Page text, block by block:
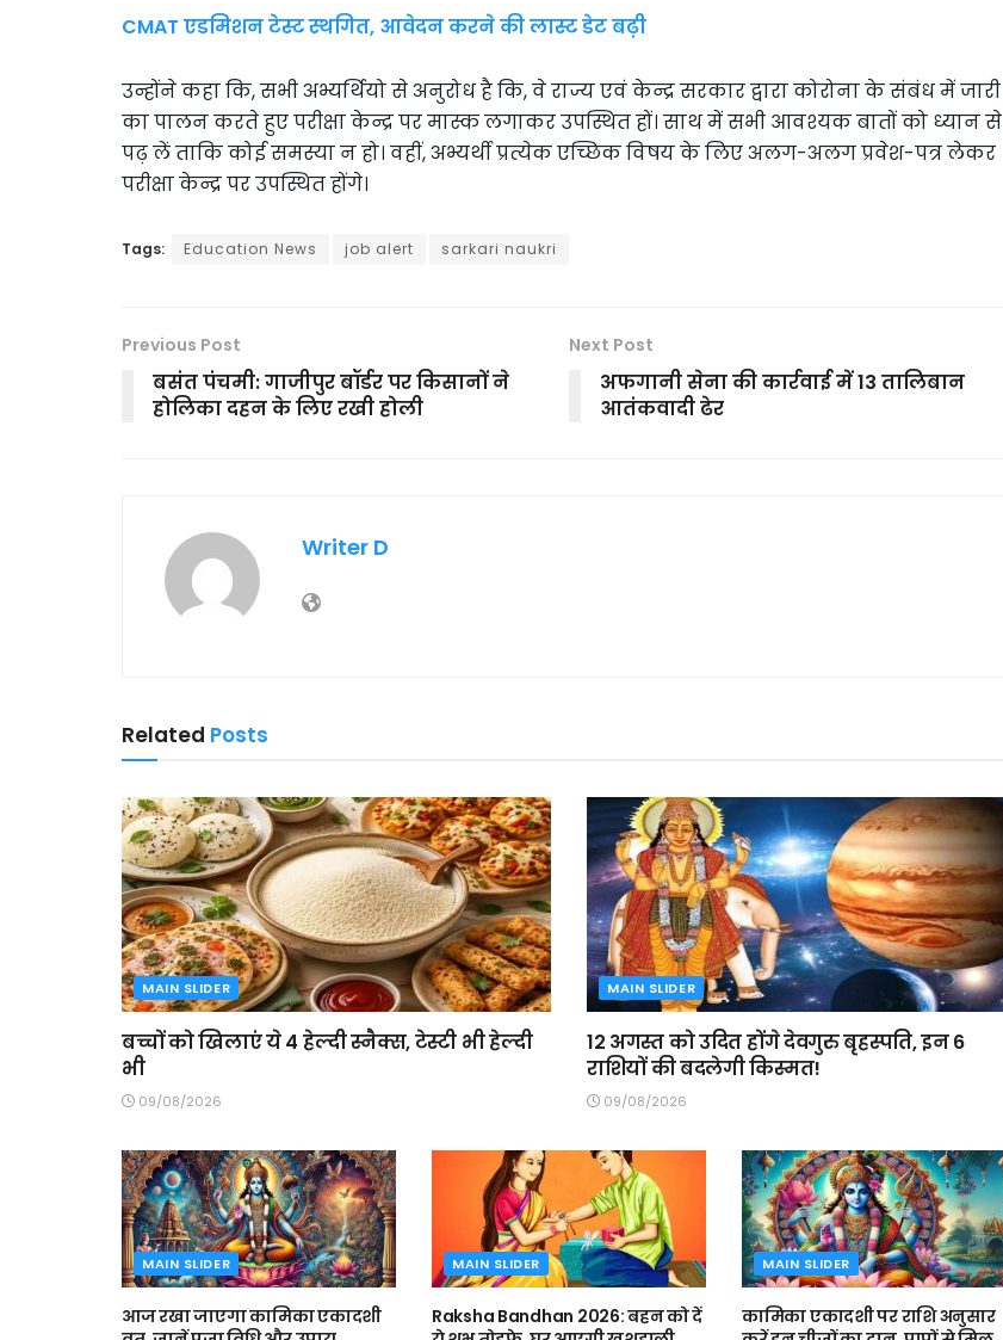
CMAT एडमिशन टेस्ट स्थगित, आवेदन करने की लास्ट डेट बढ़ी
उन्होंने कहा कि, सभी अभ्यर्थियो से अनुरोध है कि, वे राज्य एवं केन्द्र सरकार द्वारा कोरोना के संबंध में जारी
का पालन करते हुए परीक्षा केन्द्र पर मास्क लगाकर उपस्थित हों। साथ में सभी आवश्यक बातों को ध्यान से
पढ़ लें ताकि कोई समस्या न हो। वहीं, अभ्यर्थी प्रत्येक एच्छिक विषय के लिए अलग-अलग प्रवेश-पत्र लेकर
परीक्षा केन्द्र पर उपस्थित होंगे।
Tags: Education News job alert sarkari naukri
Previous Post
बसंत पंचमी: गाजीपुर बॉर्डर पर किसानों ने
होलिका दहन के लिए रखी होली
Next Post
अफगानी सेना की कार्रवाई में 13 तालिबान
आतंकवादी ढेर
Writer D
Related Posts
MAIN SLIDER
बच्चों को खिलाएं ये 4 हेल्दी स्नैक्स, टेस्टी भी हेल्दी
भी
09/08/2026
MAIN SLIDER
12 अगस्त को उदित होंगे देवगुरु बृहस्पति, इन 6
राशियों की बदलेगी किस्मत!
09/08/2026
MAIN SLIDER
आज रखा जाएगा कामिका एकादशी
MAIN SLIDER
Raksha Bandhan 2026: बहन को दें
MAIN SLIDER
कामिका एकादशी पर राशि अनुसार